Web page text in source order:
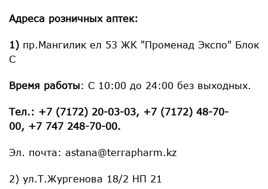
Адреса розничных аптек:
1) пр.Мангилик ел 53 ЖК "Променад Экспо" Блок
С
Время работы: С 10:00 до 24:00 без выходных.
Тел.: +7 (7172) 20-03-03, +7 (7172) 48-70-
00, +7 747 248-70-00.
Эл. почта: astana@terrapharm.kz
2) ул.Т.Жургенова 18/2 НП 21